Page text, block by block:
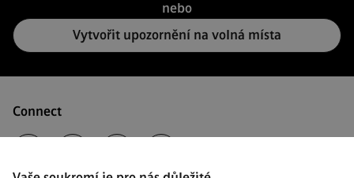
nebo
Vytvořit upozornění na volná místa
Connect